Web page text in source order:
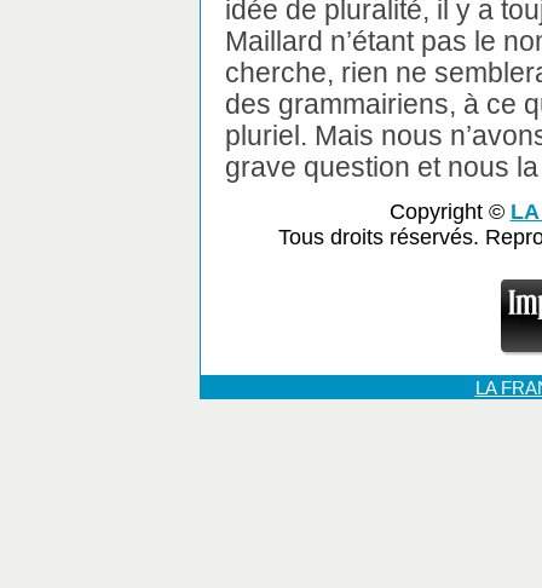
idée de pluralité, il y a
Maillard n’étant pas le
cherche, rien ne
des grammairiens, à ce
pluriel. Mais nous
grave question et nous
Copyright ©
Tous droits réservés.
LA